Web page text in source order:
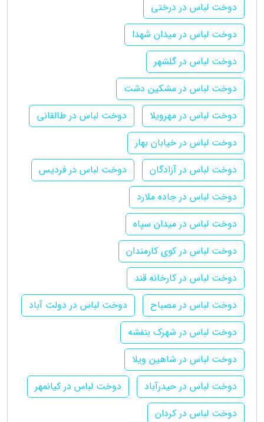
دوخت لباس در درختی
دوخت لباس در میدان شهدا
دوخت لباس در گلشهر
دوخت لباس در مشکین دشت
دوخت لباس در مهرویلا
دوخت لباس در طالقانی
دوخت لباس در خیابان بهار
دوخت لباس در آزادگان
دوخت لباس در فردیس
دوخت لباس در جاده ملارد
دوخت لباس در میدان سپاه
دوخت لباس در کوی کارمندان
دوخت لباس در کارخانه قند
دوخت لباس در مصباح
دوخت لباس در دولت آباد
دوخت لباس در شهرک بنفشه
دوخت لباس در شاهین ویلا
دوخت لباس در حیدرآباد
دوخت لباس در کیانمهر
دوخت لباس در کردان